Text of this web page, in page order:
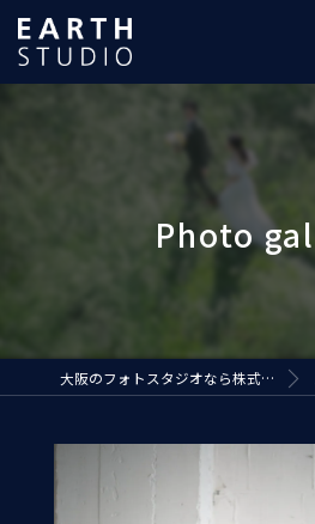
大阪のフォトスタジオなら株式会社ジ・アースプロダクション